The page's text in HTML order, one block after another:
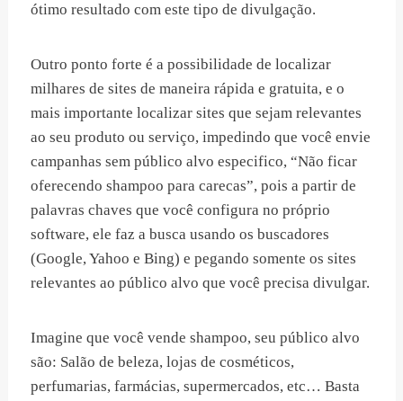
ótimo resultado com este tipo de divulgação.
Outro ponto forte é a possibilidade de localizar
milhares de sites de maneira rápida e gratuita, e o
mais importante localizar sites que sejam relevantes
ao seu produto ou serviço, impedindo que você envie
campanhas sem público alvo especifico, “Não ficar
oferecendo shampoo para carecas”, pois a partir de
palavras chaves que você configura no próprio
software, ele faz a busca usando os buscadores
(Google, Yahoo e Bing) e pegando somente os sites
relevantes ao público alvo que você precisa divulgar.
Imagine que você vende shampoo, seu público alvo
são: Salão de beleza, lojas de cosméticos,
perfumarias, farmácias, supermercados, etc… Basta